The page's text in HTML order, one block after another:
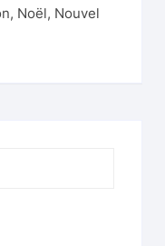
, Noël, Nouvel